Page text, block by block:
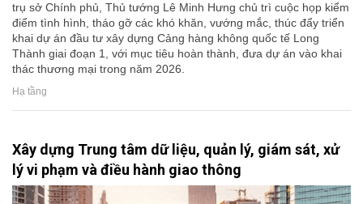
trụ sở Chính phủ, Thủ tướng Lê Minh Hưng chủ trì cuộc họp kiểm
điểm tình hình, tháo gỡ các khó khăn, vướng mắc, thúc đẩy triển
khai dự án đầu tư xây dựng Cảng hàng không quốc tế Long
Thành giai đoạn 1, với mục tiêu hoàn thành, đưa dự án vào khai
thác thương mại trong năm 2026.
Hạ tầng
Xây dựng Trung tâm dữ liệu, quản lý, giám sát, xử
lý vi phạm và điều hành giao thông